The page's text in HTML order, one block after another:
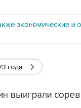
экономические и
года
выиграли